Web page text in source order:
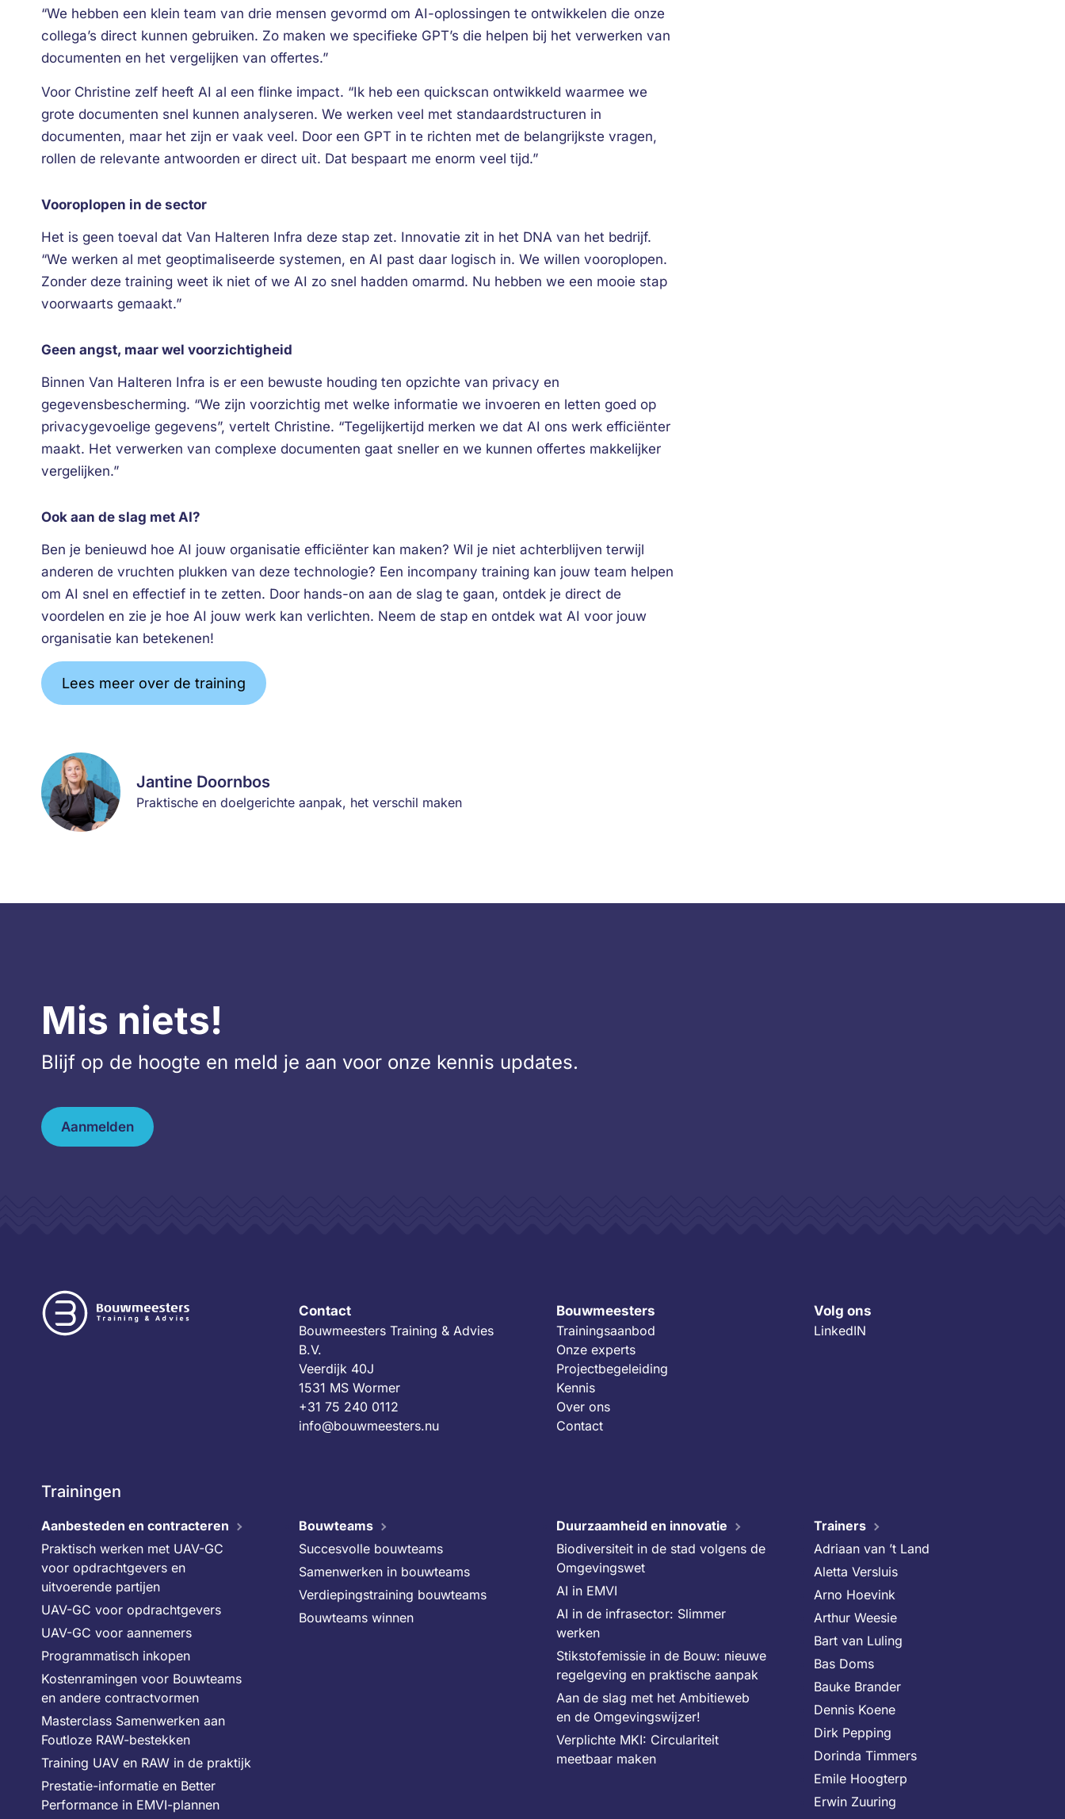
“We hebben een klein team van drie mensen gevormd om AI-oplossingen te ontwikkelen die onze
collega’s direct kunnen gebruiken. Zo maken we specifieke GPT’s die helpen bij het verwerken van
documenten en het vergelijken van offertes.”
Voor Christine zelf heeft AI al een flinke impact. “Ik heb een quickscan ontwikkeld waarmee we
grote documenten snel kunnen analyseren. We werken veel met standaardstructuren in
documenten, maar het zijn er vaak veel. Door een GPT in te richten met de belangrijkste vragen,
rollen de relevante antwoorden er direct uit. Dat bespaart me enorm veel tijd.”
Vooroplopen in de sector
Het is geen toeval dat Van Halteren Infra deze stap zet. Innovatie zit in het DNA van het bedrijf.
“We werken al met geoptimaliseerde systemen, en AI past daar logisch in. We willen vooroplopen.
Zonder deze training weet ik niet of we AI zo snel hadden omarmd. Nu hebben we een mooie stap
voorwaarts gemaakt.”
Geen angst, maar wel voorzichtigheid
Binnen Van Halteren Infra is er een bewuste houding ten opzichte van privacy en
gegevensbescherming. “We zijn voorzichtig met welke informatie we invoeren en letten goed op
privacygevoelige gegevens”, vertelt Christine. “Tegelijkertijd merken we dat AI ons werk efficiënter
maakt. Het verwerken van complexe documenten gaat sneller en we kunnen offertes makkelijker
vergelijken.”
Ook aan de slag met AI?
Ben je benieuwd hoe AI jouw organisatie efficiënter kan maken? Wil je niet achterblijven terwijl
anderen de vruchten plukken van deze technologie? Een incompany training kan jouw team helpen
om AI snel en effectief in te zetten. Door hands-on aan de slag te gaan, ontdek je direct de
voordelen en zie je hoe AI jouw werk kan verlichten. Neem de stap en ontdek wat AI voor jouw
organisatie kan betekenen!
Lees meer over de training
Jantine Doornbos
Praktische en doelgerichte aanpak, het verschil maken
Mis niets!
Blijf op de hoogte en meld je aan voor onze kennis updates.
Aanmelden
Contact
Bouwmeesters Training & Advies
B.V.
Veerdijk 40J
1531 MS Wormer
+31 75 240 0112
info@bouwmeesters.nu
Bouwmeesters
Trainingsaanbod
Onze experts
Projectbegeleiding
Kennis
Over ons
Contact
Volg ons
LinkedIN
Trainingen
Aanbesteden en contracteren
Praktisch werken met UAV-GC
voor opdrachtgevers en
uitvoerende partijen
UAV-GC voor opdrachtgevers
UAV-GC voor aannemers
Programmatisch inkopen
Kostenramingen voor Bouwteams
en andere contractvormen
Masterclass Samenwerken aan
Foutloze RAW-bestekken
Training UAV en RAW in de praktijk
Prestatie-informatie en Better
Performance in EMVI-plannen
Bouwteams
Succesvolle bouwteams
Samenwerken in bouwteams
Verdiepingstraining bouwteams
Bouwteams winnen
Duurzaamheid en innovatie
Biodiversiteit in de stad volgens de
Omgevingswet
AI in EMVI
AI in de infrasector: Slimmer
werken
Stikstofemissie in de Bouw: nieuwe
regelgeving en praktische aanpak
Aan de slag met het Ambitieweb
en de Omgevingswijzer!
Verplichte MKI: Circulariteit
meetbaar maken
Trainers
Adriaan van ’t Land
Aletta Versluis
Arno Hoevink
Arthur Weesie
Bart van Luling
Bas Doms
Bauke Brander
Dennis Koene
Dirk Pepping
Dorinda Timmers
Emile Hoogterp
Erwin Zuuring